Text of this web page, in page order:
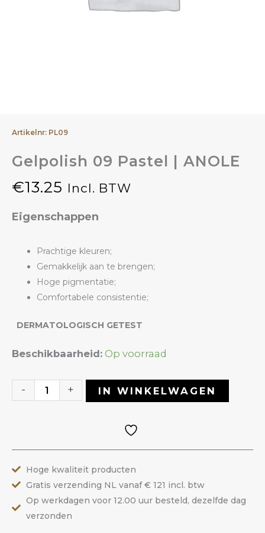
Artikelnr: PL09
Gelpolish 09 Pastel | ANOLE
€13.25 Incl. BTW
Eigenschappen
Prachtige kleuren;
Gemakkelijk aan te brengen;
Hoge pigmentatie;
Comfortabele consistentie;
DERMATOLOGISCH GETEST
Beschikbaarheid: Op voorraad
-
Gelpolish
Pastel
+ IN WINKELWAGEN
Hoge kwaliteit producten
Gratis verzending NL vanaf € 121 incl. btw
Op werkdagen voor 12.00 uur besteld, dezelfde dag
verzonden